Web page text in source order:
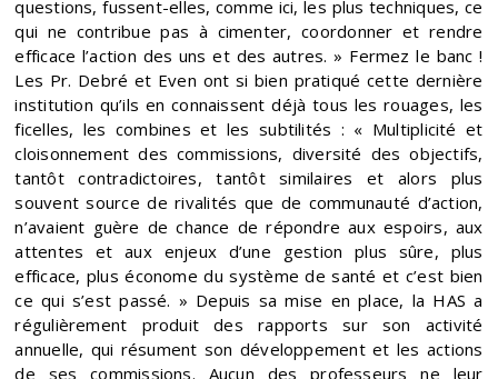
questions, fussent-elles, comme ici, les plus techniques, ce
qui ne contribue pas à cimenter, coordonner et rendre
efficace l’action des uns et des autres. » Fermez le banc !
Les Pr. Debré et Even ont si bien pratiqué cette dernière
institution qu’ils en connaissent déjà tous les rouages, les
ficelles, les combines et les subtilités : « Multiplicité et
cloisonnement des commissions, diversité des objectifs,
tantôt contradictoires, tantôt similaires et alors plus
souvent source de rivalités que de communauté d’action,
n’avaient guère de chance de répondre aux espoirs, aux
attentes et aux enjeux d’une gestion plus sûre, plus
efficace, plus économe du système de santé et c’est bien
ce qui s’est passé. » Depuis sa mise en place, la HAS a
régulièrement produit des rapports sur son activité
annuelle, qui résument son développement et les actions
de ses commissions. Aucun des professeurs ne leur